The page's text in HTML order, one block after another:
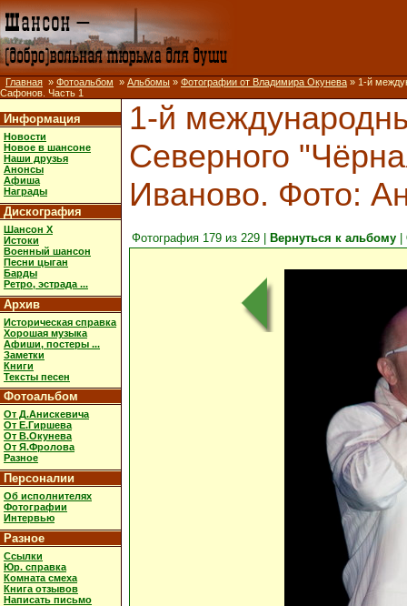
Главная » Фотоальбом » Альбомы » Фотографии от Владимира Окунева » 1-й
Сафонов. Часть 1
Информация
Новости
Новое в шансоне
Наши друзья
Анонсы
Афиша
Награды
Дискография
Шансон X
Истоки
Военный шансон
Песни цыган
Барды
Ретро, эстрада ...
Архив
Историческая справка
Хорошая музыка
Афиши, постеры ...
Заметки
Книги
Тексты песен
Фотоальбом
От Д.Анискевича
От Е.Гиршева
От В.Окунева
От Я.Фролова
Разное
Персоналии
Об исполнителях
Фотографии
Интервью
Разное
Ссылки
Юр. справка
Комната смеха
Книга отзывов
Написать письмо
1-й
Северного
Иваново. Фото:
Фотография 179 из 229 | Вернуться к альбому